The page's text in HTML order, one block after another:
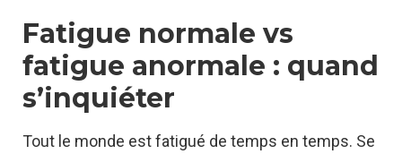
Fatigue normale vs
fatigue anormale : quand
s’inquiéter
Tout le monde est fatigué de temps en temps. Se